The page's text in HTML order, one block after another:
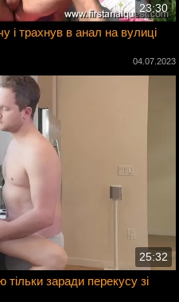
23:30
і трахнув в анал на вулиці
04.07.2023
25:32
заради перекусу зі